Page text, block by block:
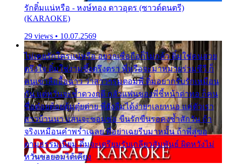
รักติ๋มแน่หรือ - หงษ์ทอง ดาวอุดร (ซาวด์ดนตรี)
(KARAOKE)
29 views • 10.07.2569
ไม่เคยรักใครแน่หรือ อยากเชื่อถือก็ไม่กล้า ติ๋มใช่คนสวย
ตรึงใจ ติ๋มใช่งามซึ้งตรึงตรา พี่หรือจะมาหมายร่วมชีวี ก็
คนเขาลืออื้อฉาว ว่าสาวๆรุมตอมพี่ ติ๋มอยากรับรักเหมือน
กัน แต่หวั่นจะช้ำดวงฤดี กลัวแฟนของพี่ชี้หน้าด่าทอ ก็คน
ชื่อต๋อยต้อยตุ้มตุ๋ยต่าย พี่ยังลืมได้ง่ายๆเลยหนอ แค่ตัวเรา
สาวบ้านนา แสนจะซอมซ่อ ขืนรักขืนรอคงช้ำสักวัน ถ้า
จริงเหมือนคำพร่ำเฉลย พี่อย่าเฉยรีบมาหมั้น ถ้าพี่สู่ขอ
ตามธรรมเนียม ติ๋มจะเตรียมรับเกลียวสัมพันธ์ ผิดหวังไม่
หวั่นขอยอมได้เคียง